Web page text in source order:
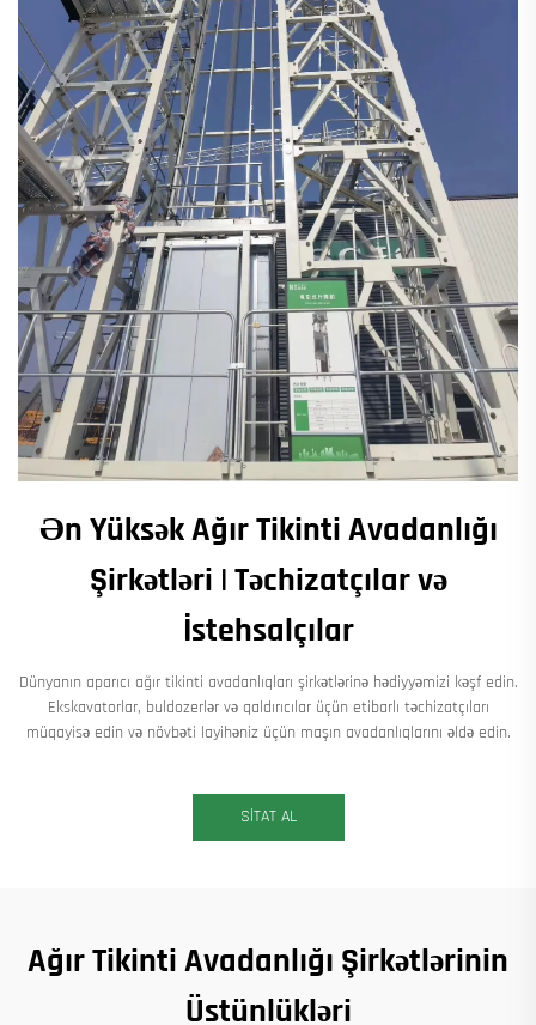
Ən Yüksək Ağır Tikinti Avadanlığı
Şirkətləri | Təchizatçılar və
İstehsalçılar
Dünyanın aparıcı ağır tikinti avadanlıqları şirkətlərinə hədiyyəmizi kəşf edin.
Ekskavatorlar, buldozerlər və qaldırıcılar üçün etibarlı təchizatçıları
müqayisə edin və növbəti layihəniz üçün maşın avadanlıqlarını əldə edin.
SİTAT AL
Ağır Tikinti Avadanlığı Şirkətlərinin
Üstünlükləri